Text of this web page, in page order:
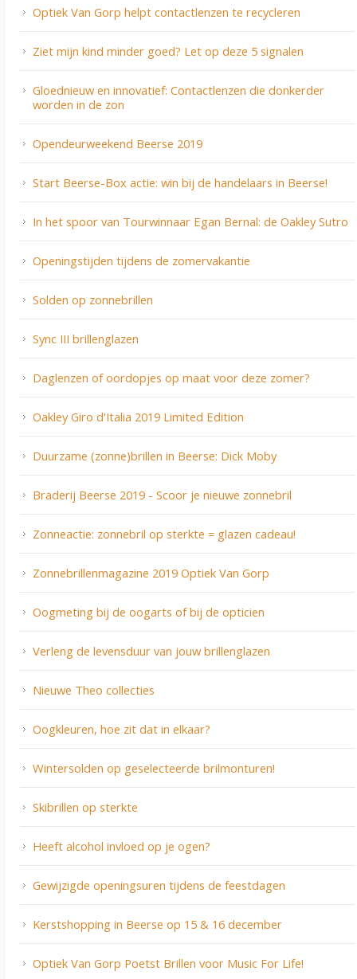
Optiek Van Gorp helpt contactlenzen te recycleren
Ziet mijn kind minder goed? Let op deze 5 signalen
Gloednieuw en innovatief: Contactlenzen die donkerder
worden in de zon
Opendeurweekend Beerse 2019
Start Beerse-Box actie: win bij de handelaars in Beerse!
In het spoor van Tourwinnaar Egan Bernal: de Oakley Sutro
Openingstijden tijdens de zomervakantie
Solden op zonnebrillen
Sync III brillenglazen
Daglenzen of oordopjes op maat voor deze zomer?
Oakley Giro d'Italia 2019 Limited Edition
Duurzame (zonne)brillen in Beerse: Dick Moby
Braderij Beerse 2019 - Scoor je nieuwe zonnebril
Zonneactie: zonnebril op sterkte = glazen cadeau!
Zonnebrillenmagazine 2019 Optiek Van Gorp
Oogmeting bij de oogarts of bij de opticien
Verleng de levensduur van jouw brillenglazen
Nieuwe Theo collecties
Oogkleuren, hoe zit dat in elkaar?
Wintersolden op geselecteerde brilmonturen!
Skibrillen op sterkte
Heeft alcohol invloed op je ogen?
Gewijzigde openingsuren tijdens de feestdagen
Kerstshopping in Beerse op 15 & 16 december
Optiek Van Gorp Poetst Brillen voor Music For Life!